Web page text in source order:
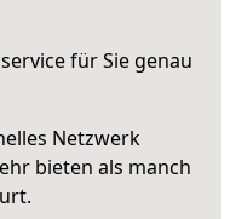
für Sie genau
Netzwerk
bieten als manch